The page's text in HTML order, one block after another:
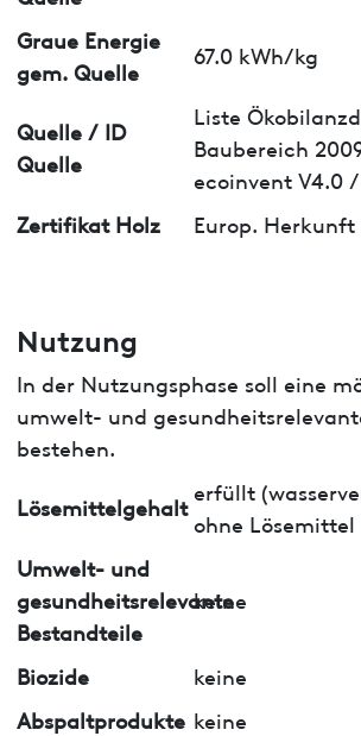
Graue Energie
gem. Quelle
67.0 kWh/kg
Quelle / ID
Quelle
Liste
Baubereich
ecoinvent V4.0 /
Zertifikat Holz
Europ.
Nutzung
In der Nutzungsphase soll eine
umwelt- und
bestehen.
Lösemittelgehalt
erfüllt
ohne Lösemittel
Umwelt- und
gesundheitsrelevante
Bestandteile
keine
Biozide
keine
Abspaltprodukte keine